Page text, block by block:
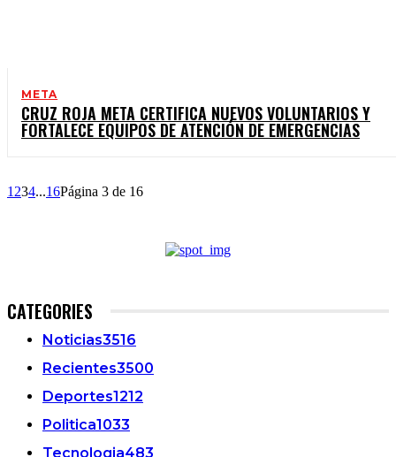
META
CRUZ ROJA META CERTIFICA NUEVOS VOLUNTARIOS Y
FORTALECE EQUIPOS DE ATENCIÓN DE EMERGENCIAS
1 234...16Página 3 de 16
CATEGORIES
Noticias3516
Recientes3500
Deportes1212
Politica1033
Tecnologia483